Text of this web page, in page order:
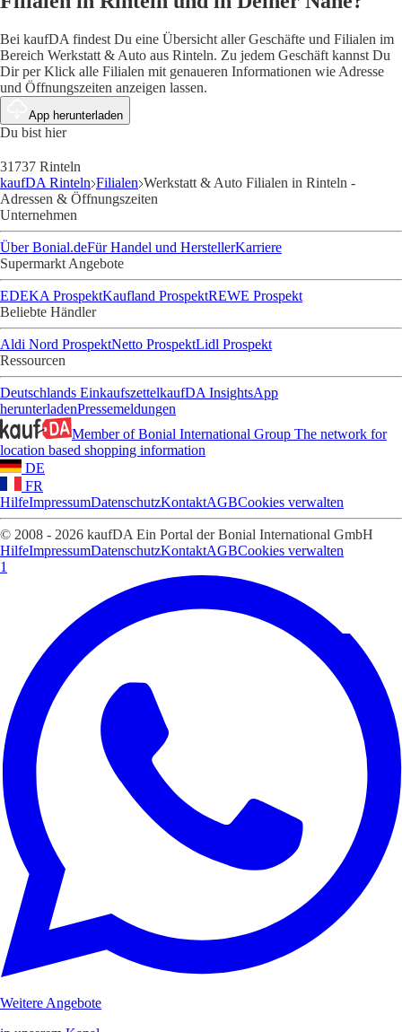
Bei kaufDA findest Du eine Übersicht aller Geschäfte und Filialen im
Bereich Werkstatt & Auto aus Rinteln. Zu jedem Geschäft kannst Du
Dir per Klick alle Filialen mit genaueren Informationen wie Adresse
und Öffnungszeiten anzeigen lassen.
App herunterladen
Du bist hier
31737 Rinteln
kaufDA Rinteln Filialen Werkstatt & Auto Filialen in Rinteln -
Adressen & Öffnungszeiten
Unternehmen
Über Bonial.deFür Handel und HerstellerKarriere
Supermarkt Angebote
EDEKA ProspektKaufland ProspektREWE Prospekt
Beliebte Händler
Aldi Nord ProspektNetto ProspektLidl Prospekt
Ressourcen
Deutschlands EinkaufszettelkaufDA InsightsApp
herunterladenPressemeldungen
Member of Bonial International Group The network for
location based shopping information
DE
FR
HilfeImpressumDatenschutzKontaktAGBCookies verwalten
© 2008 - 2026 kaufDA Ein Portal der Bonial International GmbH
HilfeImpressumDatenschutzKontaktAGBCookies verwalten
1
Weitere Angebote